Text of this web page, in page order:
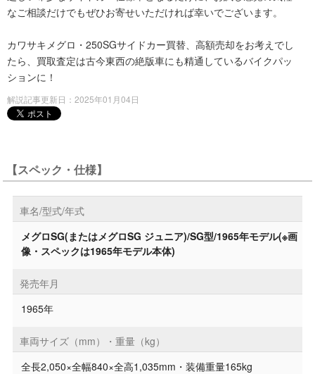
なご相談だけでもぜひお寄せいただければ幸いでございます。
カワサキメグロ・250SGサイドカー買替、高額売却をお考えでし
たら、買取査定は古今東西の絶版車にも精通しているバイクパッ
ションに！
解説記事更新日：2025年01月04日
【スペック・仕様】
車名/型式/年式
メグロSG(またはメグロSG ジュニア)/SG型/1965年モデル(※画
像・スペックは1965年モデル本体)
発売年月
1965年
車両サイズ（mm）・重量（kg）
全長2,050×全幅840×全高1,035mm・装備重量165kg